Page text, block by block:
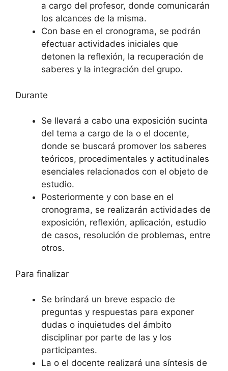
a cargo del profesor, donde comunicarán
los alcances de la misma.
Con base en el cronograma, se podrán
efectuar actividades iniciales que
detonen la reflexión, la recuperación de
saberes y la integración del grupo.
Durante
Se llevará a cabo una exposición sucinta
del tema a cargo de la o el docente,
donde se buscará promover los saberes
teóricos, procedimentales y actitudinales
esenciales relacionados con el objeto de
estudio.
Posteriormente y con base en el
cronograma, se realizarán actividades de
exposición, reflexión, aplicación, estudio
de casos, resolución de problemas, entre
otros.
Para finalizar
Se brindará un breve espacio de
preguntas y respuestas para exponer
dudas o inquietudes del ámbito
disciplinar por parte de las y los
participantes.
La o el docente realizará una síntesis de